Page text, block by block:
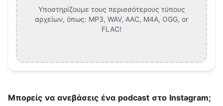
Υποστηρίζουμε τους περισσότερους τύπους
αρχείων, όπως: MP3, WAV, AAC, M4A, OGG, or
FLAC!
Μπορείς να ανεβάσεις ένα podcast στο Instagram;